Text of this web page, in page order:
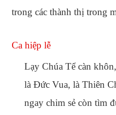
trong các thành thị trong
Ca hiệp lễ
Lạy Chúa Tể càn khôn,
là Đức Vua, là Thiên
ngay chim sẻ còn tìm